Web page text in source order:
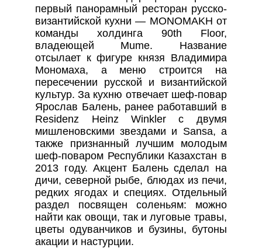
первый панорамный ресторан русско-
византийской кухни — MONOMAKH от
команды холдинга 90th Floor,
владеющей Mume. Название
отсылает к фигуре князя Владимира
Мономаха, а меню строится на
пересечении русской и византийской
культур. За кухню отвечает шеф-повар
Ярослав Балень, ранее работавший в
Residenz Heinz Winkler с двумя
мишленовскими звездами и Sansa, а
также признанный лучшим молодым
шеф-поваром Республики Казахстан в
2013 году. Акцент Балень сделал на
дичи, северной рыбе, блюдах из печи,
редких ягодах и специях. Отдельный
раздел посвящен соленьям: можно
найти как овощи, так и луговые травы,
цветы одуванчиков и бузины, бутоны
акации и настурции.